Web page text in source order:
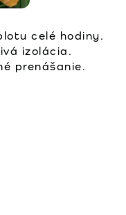
celé hodiny.
izolácia.
prenášanie.